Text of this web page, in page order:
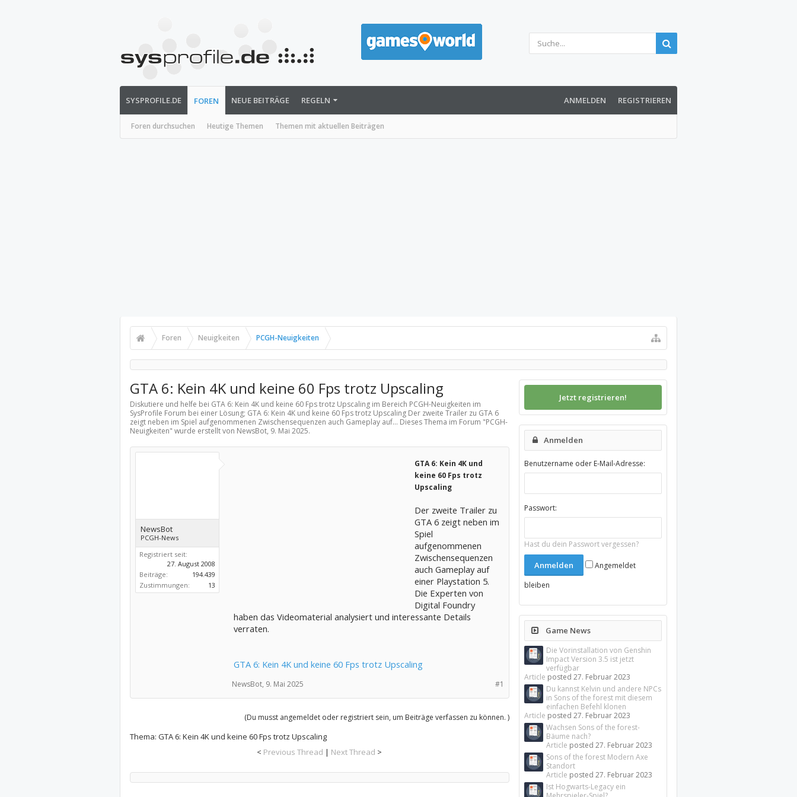
SYSPROFILE.DE FOREN
Foren durchsuchen Heutige Themen Themen mit aktuellen Beiträgen
NEUE BEITRÄGE REGELN ANMELDEN REGISTRIEREN
Foren Neuigkeiten PCGH-Neuigkeiten
GTA 6: Kein 4K und keine 60 Fps trotz Upscaling
Diskutiere und helfe bei GTA 6: Kein 4K und keine 60 Fps trotz Upscaling im Bereich PCGH-Neuigkeiten im
SysProfile Forum bei einer Lösung; GTA 6: Kein 4K und keine 60 Fps trotz Upscaling Der zweite Trailer zu GTA 6
zeigt neben im Spiel aufgenommenen Zwischensequenzen auch Gameplay auf... Dieses Thema im Forum "PCGH-
Neuigkeiten" wurde erstellt von NewsBot, 9. Mai 2025.
NewsBot
PCGH-News
Registriert seit:
27. August 2008
Beiträge:
194.439
Zustimmungen:
13
GTA 6: Kein 4K und
keine 60 Fps trotz
Upscaling
Der zweite Trailer zu
GTA 6 zeigt neben im
Spiel
aufgenommenen
Zwischensequenzen
auch Gameplay auf
einer Playstation 5.
Die Experten von
Digital Foundry
haben das Videomaterial analysiert und interessante Details
verraten.
GTA 6: Kein 4K und keine 60 Fps trotz Upscaling
#1
NewsBot, 9. Mai 2025
(Du musst angemeldet oder registriert sein, um Beiträge verfassen zu können. )
Thema: GTA 6: Kein 4K und keine 60 Fps trotz Upscaling
< Previous Thread | Next Thread >
Jetzt registrieren!
Anmelden
Benutzername oder E-Mail-Adresse:
Passwort:
Hast du dein Passwort vergessen?
Angemeldet
bleiben
Game News
Die Vorinstallation von Genshin
Impact Version 3.5 ist jetzt
verfügbar
Article posted27. Februar 2023
Du kannst Kelvin und andere NPCs
in Sons of the forest mit diesem
einfachen Befehl klonen
Article posted27. Februar 2023
Wachsen Sons of the forest-
Bäume nach?
Article posted27. Februar 2023
Sons of the forest Modern Axe
Standort
Article posted27. Februar 2023
Ist Hogwarts-Legacy ein